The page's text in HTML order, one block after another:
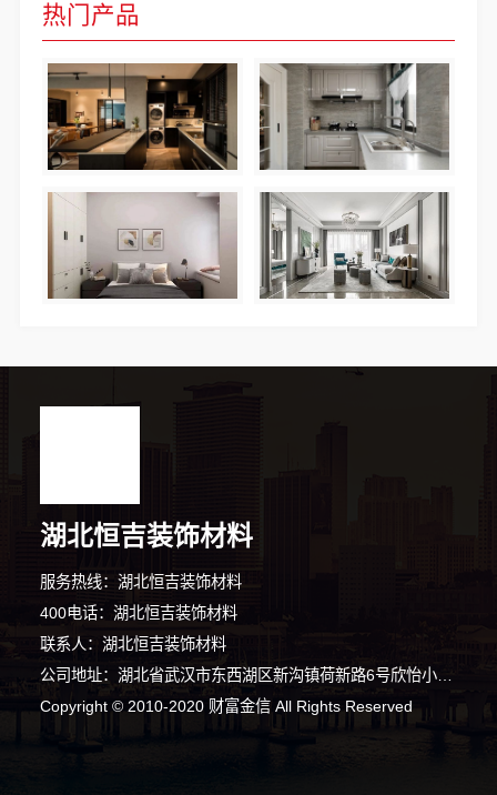
热门产品
湖北恒吉装饰材料
服务热线：湖北恒吉装饰材料
400电话：湖北恒吉装饰材料
联系人：湖北恒吉装饰材料
公司地址：湖北省武汉市东西湖区新沟镇荷新路6号欣怡小区2号楼1单元1层2号
Copyright © 2010-2020 财富金信 All Rights Reserved